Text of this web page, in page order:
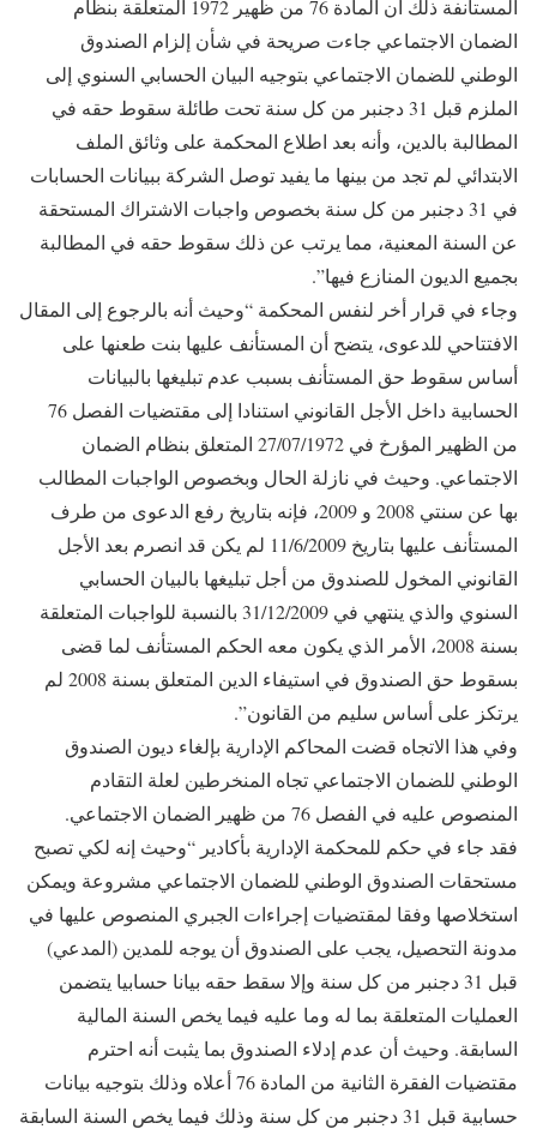
المستأنفة ذلك أن المادة 76 من ظهير 1972 المتعلقة بنظام
الضمان الاجتماعي جاءت صريحة في شأن إلزام الصندوق
الوطني للضمان الاجتماعي بتوجيه البيان الحسابي السنوي إلى
الملزم قبل 31 دجنبر من كل سنة تحت طائلة سقوط حقه في
المطالبة بالدين، وأنه بعد اطلاع المحكمة على وثائق الملف
الابتدائي لم تجد من بينها ما يفيد توصل الشركة ببيانات الحسابات
في 31 دجنبر من كل سنة بخصوص واجبات الاشتراك المستحقة
عن السنة المعنية، مما يرتب عن ذلك سقوط حقه في المطالبة
بجميع الديون المنازع فيها”.
وجاء في قرار أخر لنفس المحكمة “وحيث أنه بالرجوع إلى المقال
الافتتاحي للدعوى، يتضح أن المستأنف عليها بنت طعنها على
أساس سقوط حق المستأنف بسبب عدم تبليغها بالبيانات
الحسابية داخل الأجل القانوني استنادا إلى مقتضيات الفصل 76
من الظهير المؤرخ في 27/07/1972 المتعلق بنظام الضمان
الاجتماعي. وحيث في نازلة الحال وبخصوص الواجبات المطالب
بها عن سنتي 2008 و 2009، فإنه بتاريخ رفع الدعوى من طرف
المستأنف عليها بتاريخ 11/6/2009 لم يكن قد انصرم بعد الأجل
القانوني المخول للصندوق من أجل تبليغها بالبيان الحسابي
السنوي والذي ينتهي في 31/12/2009 بالنسبة للواجبات المتعلقة
بسنة 2008، الأمر الذي يكون معه الحكم المستأنف لما قضى
بسقوط حق الصندوق في استيفاء الدين المتعلق بسنة 2008 لم
يرتكز على أساس سليم من القانون”.
وفي هذا الاتجاه قضت المحاكم الإدارية بإلغاء ديون الصندوق
الوطني للضمان الاجتماعي تجاه المنخرطين لعلة التقادم
المنصوص عليه في الفصل 76 من ظهير الضمان الاجتماعي.
فقد جاء في حكم للمحكمة الإدارية بأكادير “وحيث إنه لكي تصبح
مستحقات الصندوق الوطني للضمان الاجتماعي مشروعة ويمكن
استخلاصها وفقا لمقتضيات إجراءات الجبري المنصوص عليها في
مدونة التحصيل، يجب على الصندوق أن يوجه للمدين (المدعي)
قبل 31 دجنبر من كل سنة وإلا سقط حقه بيانا حسابيا يتضمن
العمليات المتعلقة بما له وما عليه فيما يخص السنة المالية
السابقة. وحيث أن عدم إدلاء الصندوق بما يثبت أنه احترم
مقتضيات الفقرة الثانية من المادة 76 أعلاه وذلك بتوجيه بيانات
حسابية قبل 31 دجنبر من كل سنة وذلك فيما يخص السنة السابقة